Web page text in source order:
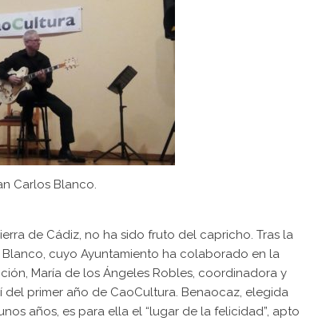
Carlos Blanco.
de Cádiz, no ha sido fruto del capricho. Tras la
cuyo Ayuntamiento ha colaborado en la
María de los Ángeles Robles, coordinadora y
primer año de CaoCultura. Benaocaz, elegida
años, es para ella el “lugar de la felicidad”, apto